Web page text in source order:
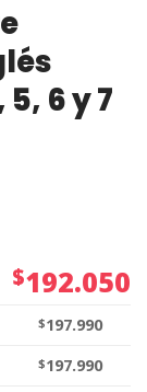
6 y 7
$192.050
$197.990
$197.990